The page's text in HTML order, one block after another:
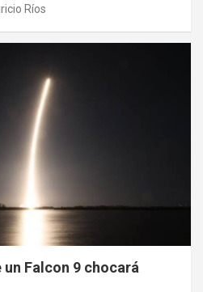
Ríos
Falcon 9 chocará